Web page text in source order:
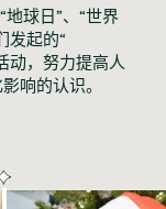
球日”、“世界
发起的“
动，努力提高人
响的认识。